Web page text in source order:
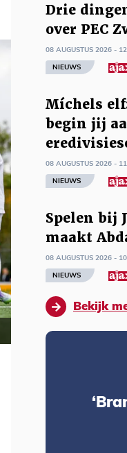
Drie
over PEC
08 AUGUSTUS 2026 -
NIEUWS
Míchels
begin jij
08 AUGUSTUS 2026 -
NIEUWS
Spelen bij
maakt
08 AUGUSTUS 2026 -
NIEUWS
Bekijk